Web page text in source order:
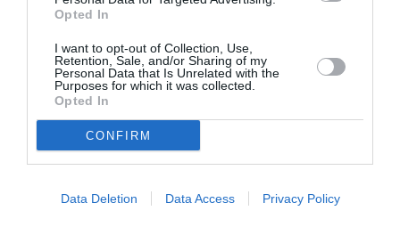
Opted In
I want to opt-out of Collection, Use,
Retention, Sale, and/or Sharing of my
Personal Data that Is Unrelated with the
Purposes for which it was collected.
Opted In
CONFIRM
Data Deletion Data Access Privacy Policy
introduce controlli per chi arriva dall’Italia